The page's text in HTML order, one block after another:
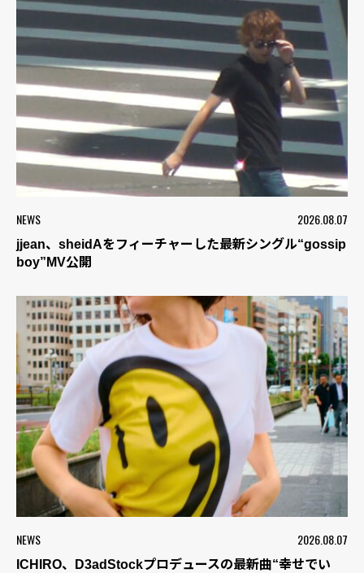
NEWS 2026.08.07
jjean、sheidAをフィーチャーした最新シングル“gossip
boy”MV公開
NEWS 2026.08.07
ICHIRO、D3adStockプロデュースの最新曲“幸せでい